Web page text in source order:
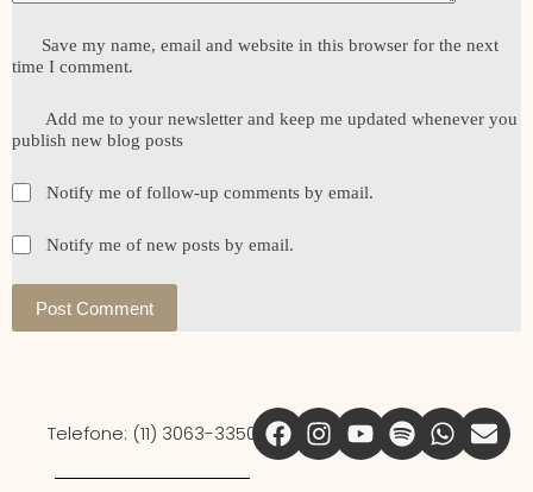
Save my name, email and website in this browser for the next
time I comment.
Add me to your newsletter and keep me updated whenever you
publish new blog posts
Notify me of follow-up comments by email.
Notify me of new posts by email.
Post Comment
Telefone: (11) 3063-3350